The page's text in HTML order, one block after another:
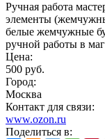
Ручная работа
элементы
белые жемчужные
ручной работы в
Цена:
500 руб.
Город:
Москва
Контакт для связи:
www.ozon.ru
Поделиться в: